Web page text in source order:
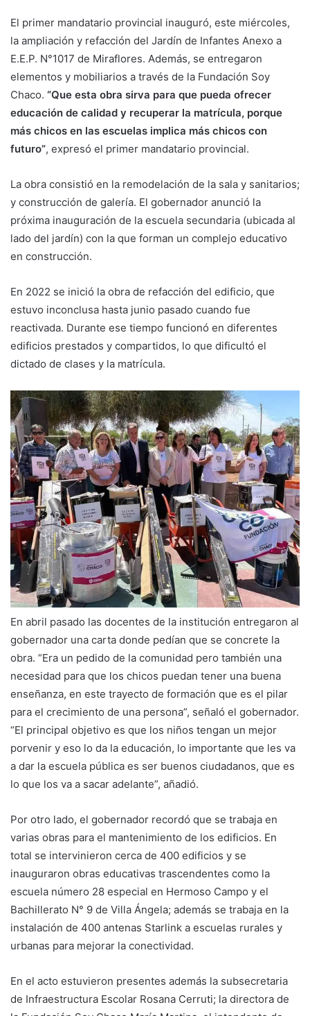
El primer mandatario provincial inauguró, este miércoles,
la ampliación y refacción del Jardín de Infantes Anexo a
E.E.P. N°1017 de Miraflores. Además, se entregaron
elementos y mobiliarios a través de la Fundación Soy
Chaco. “Que esta obra sirva para que pueda ofrecer
educación de calidad y recuperar la matrícula, porque
más chicos en las escuelas implica más chicos con
futuro”, expresó el primer mandatario provincial.
La obra consistió en la remodelación de la sala y sanitarios;
y construcción de galería. El gobernador anunció la
próxima inauguración de la escuela secundaria (ubicada al
lado del jardín) con la que forman un complejo educativo
en construcción.
En 2022 se inició la obra de refacción del edificio, que
estuvo inconclusa hasta junio pasado cuando fue
reactivada. Durante ese tiempo funcionó en diferentes
edificios prestados y compartidos, lo que dificultó el
dictado de clases y la matrícula.
En abril pasado las docentes de la institución entregaron al
gobernador una carta donde pedían que se concrete la
obra. “Era un pedido de la comunidad pero también una
necesidad para que los chicos puedan tener una buena
enseñanza, en este trayecto de formación que es el pilar
para el crecimiento de una persona”, señaló el gobernador.
“El principal objetivo es que los niños tengan un mejor
porvenir y eso lo da la educación, lo importante que les va
a dar la escuela pública es ser buenos ciudadanos, que es
lo que los va a sacar adelante”, añadió.
Por otro lado, el gobernador recordó que se trabaja en
varias obras para el mantenimiento de los edificios. En
total se intervinieron cerca de 400 edificios y se
inauguraron obras educativas trascendentes como la
escuela número 28 especial en Hermoso Campo y el
Bachillerato N° 9 de Villa Ángela; además se trabaja en la
instalación de 400 antenas Starlink a escuelas rurales y
urbanas para mejorar la conectividad.
En el acto estuvieron presentes además la subsecretaria
de Infraestructura Escolar Rosana Cerruti; la directora de